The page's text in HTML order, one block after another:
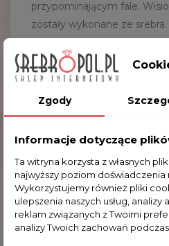
przypominającym fale.
zostały wykonane ze
stylizacji. Komplet
etui.
NAJWAŻNIEJSZE DANE:
Wymiary wisiorka:
1.2 x 3.1
Waga wisiorka:
Wymiary kolczyków:0.9 x
Waga kolczyków:4.3 g
Komentarze (0)
Zgody
Informacje dotyczące
Ta witryna korzysta z własnych
najwyższy poziom doświadczenia
Wykorzystujemy również pliki
ulepszenia naszych usług,
reklam związanych z Twoimi
analizy Twoich zachowań